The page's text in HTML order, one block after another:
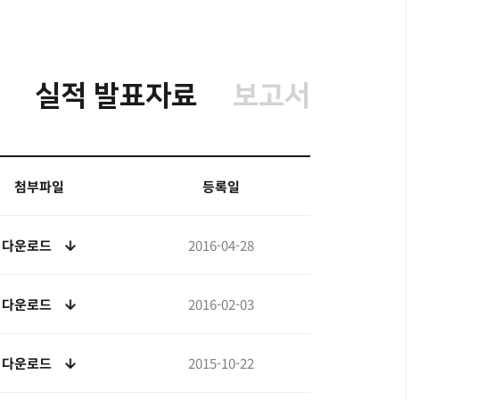
실적 발표자료 보고서
첨부파일 등록일
다운로드 2016-04-28
다운로드 2016-02-03
다운로드 2015-10-22